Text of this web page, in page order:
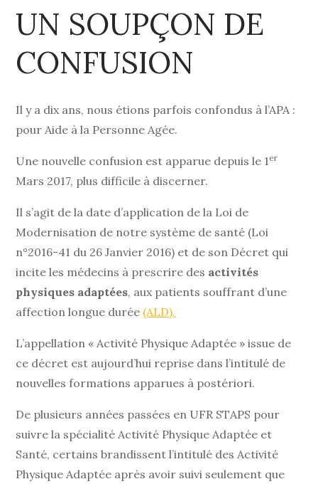
UN SOUPÇON DE
CONFUSION
Il y a dix ans, nous étions parfois confondus à l’APA :
pour Aide à la Personne Agée.
Une nouvelle confusion est apparue depuis le 1er
Mars 2017, plus difficile à discerner.
Il s’agit de la date d’application de la Loi de
Modernisation de notre système de santé (Loi
n°2016-41 du 26 Janvier 2016) et de son Décret qui
incite les médecins à prescrire des activités
physiques adaptées, aux patients souffrant d’une
affection longue durée (ALD).
L’appellation « Activité Physique Adaptée » issue de
ce décret est aujourd’hui reprise dans l’intitulé de
nouvelles formations apparues à postériori.
De plusieurs années passées en UFR STAPS pour
suivre la spécialité Activité Physique Adaptée et
Santé, certains brandissent l’intitulé des Activité
Physique Adaptée après avoir suivi seulement que